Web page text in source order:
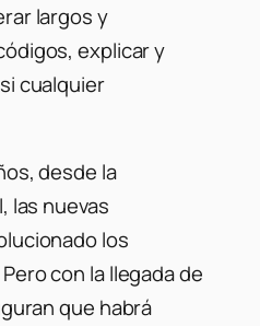
largos y
explicar y
cualquier
desde la
las nuevas
los
con la llegada de
que habrá